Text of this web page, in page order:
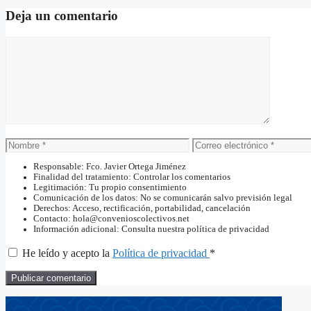
Deja un comentario
Nombre
Correo
electrónico
Responsable: Fco. Javier Ortega Jiménez
Finalidad del tratamiento: Controlar los comentarios
Legitimación: Tu propio consentimiento
Comunicación de los datos: No se comunicarán salvo previsión legal
Derechos: Acceso, rectificación, portabilidad, cancelación
Contacto: hola@convenioscolectivos.net
Información adicional: Consulta nuestra política de privacidad
He leído y acepto la Política de privacidad *